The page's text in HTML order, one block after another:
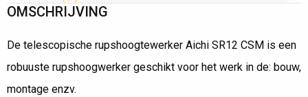
OMSCHRIJVING
De telescopische rupshoogtewerker Aichi SR12 CSM is een
robuuste rupshoogwerker geschikt voor het werk in de: bouw,
montage enzv.